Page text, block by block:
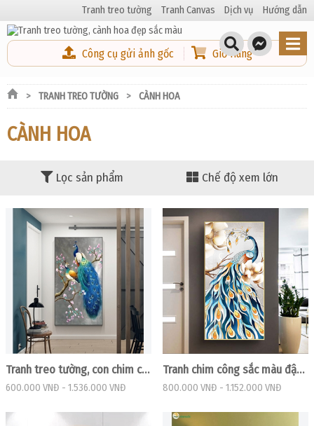
Tranh treo tường Tranh Canvas Dịch vụ Hướng dẫn
Công cụ gửi ảnh gốc Giỏ Hàng
TRANH TREO TƯỜNG CÀNH HOA
CÀNH HOA
Lọc sản phẩm Chế độ xem lớn
Tranh treo tường, con chim công đẹp
600.000 VNĐ - 1.536.000 VNĐ
Tranh chim công sắc màu đậu trên cành hoa
800.000 VNĐ - 1.152.000 VNĐ